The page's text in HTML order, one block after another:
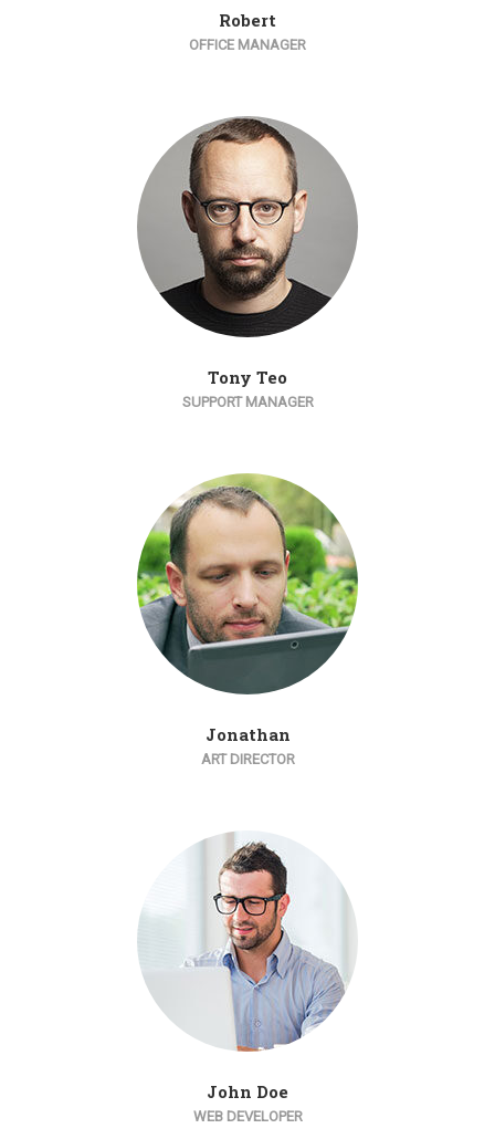
Robert
OFFICE MANAGER
Tony Teo
SUPPORT MANAGER
Jonathan
ART DIRECTOR
John Doe
WEB DEVELOPER